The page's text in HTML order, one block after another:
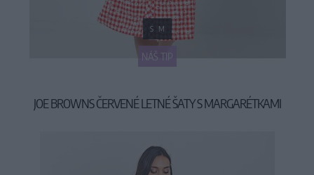
NÁŠ TIP
S M
JOE BROWNS ČERVENÉ LETNÉ ŠATY S MARGARÉTKAMI